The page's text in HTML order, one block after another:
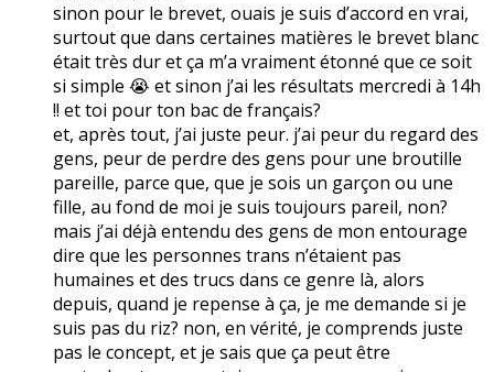
sinon pour le brevet, ouais je suis d’accord en vrai,
surtout que dans certaines matières le brevet blanc
était très dur et ça m’a vraiment étonné que ce soit
si simple 😭 et sinon j’ai les résultats mercredi à 14h
!! et toi pour ton bac de français?
et, après tout, j’ai juste peur. j’ai peur du regard des
gens, peur de perdre des gens pour une broutille
pareille, parce que, que je sois un garçon ou une
fille, au fond de moi je suis toujours pareil, non?
mais j’ai déjà entendu des gens de mon entourage
dire que les personnes trans n’étaient pas
humaines et des trucs dans ce genre là, alors
depuis, quand je repense à ça, je me demande si je
suis pas du riz? non, en vérité, je comprends juste
pas le concept, et je sais que ça peut être